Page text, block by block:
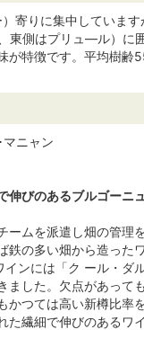
寄りに集中していま
東側はプリュ―ル）に
が特徴です。平均樹齢
ニャン
びのあるブルゴーニュ
ームを派遣し畑の管理
鉄の多い畑から造っ
ンには「ク ール・
ました。欠点があって
かつては高い新樽比率
繊細で伸びのあるワ